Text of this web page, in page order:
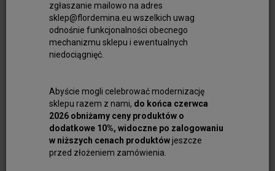
zgłaszanie mailowo na adres
sklep@flordemina.eu wszelkich uwag
odnośnie funkcjonalności obecnego
mechanizmu sklepu i ewentualnych
niedociągnięć.
Abyście mogli celebrować modernizację
sklepu razem z nami, do końca czerwca
2026 obniżamy ceny produktów o
dodatkowe 10%, widoczne po zalogowaniu
w niższych cenach produktówjeszcze
przed złożeniem zamówienia.
bransoletkach jedno- i wielorzędowych,
które mogą być wykonywane na nici
jedwabnej, kordonku lub strunie jubilerskiej.
Dzięki swojej różnorodności tanzanit
umożliwia tworzenie delikatnych,
wyrazistych projektów.
Różne kształty kamienia o
wyjątkowym blasku
Dla jubilerów i rzemieślników tanzanit